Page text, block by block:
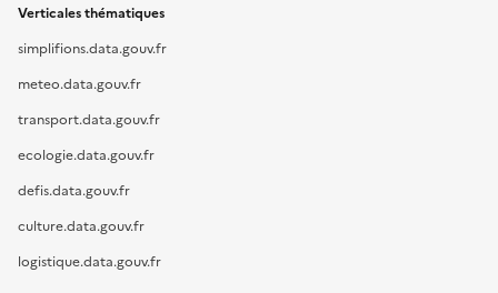
Verticales thématiques
simplifions.data.gouv.fr
meteo.data.gouv.fr
transport.data.gouv.fr
ecologie.data.gouv.fr
defis.data.gouv.fr
culture.data.gouv.fr
logistique.data.gouv.fr